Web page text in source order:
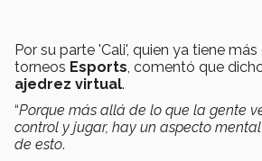
Por su parte 'Cali', quien ya tiene
torneos Esports, comentó que
ajedrez virtual.
“Porque más allá de lo que la gente
control y jugar, hay un aspecto
de esto.